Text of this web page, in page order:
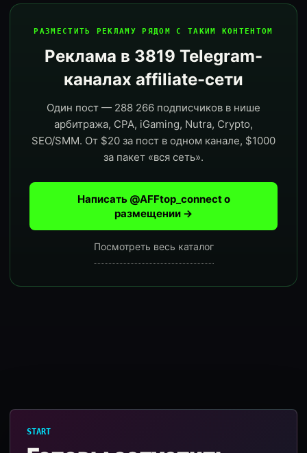
РАЗМЕСТИТЬ РЕКЛАМУ РЯДОМ С ТАКИМ КОНТЕНТОМ
Реклама в 3819 Telegram-
каналах affiliate-сети
Один пост — 288 266 подписчиков в нише
арбитража, CPA, iGaming, Nutra, Crypto,
SEO/SMM. От $20 за пост в одном канале, $1000
за пакет «вся сеть».
Написать @AFFtop_connect о
размещении →
Посмотреть весь каталог
START